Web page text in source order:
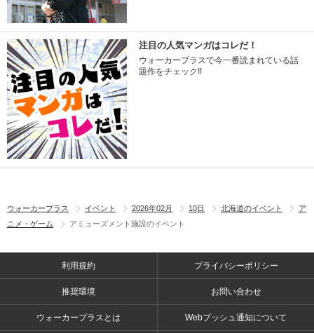
注目の人気マンガはコレだ！
ウォーカープラスで今一番読まれている話
題作をチェック!!
ウォーカープラス イベント 2026年02月 10日 北海道のイベント
ア
ニメ・ゲーム
アミューズメント施設のイベント
利用規約 プライバシーポリシー
推奨環境 お問い合わせ
ウォーカープラスとは Webプッシュ通知について